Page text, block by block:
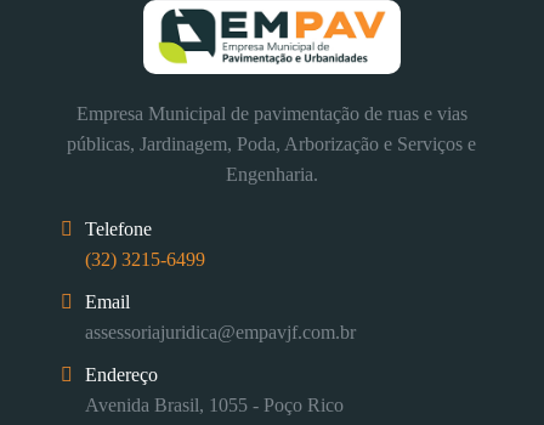
Empresa Municipal de pavimentação de ruas e vias
públicas, Jardinagem, Poda, Arborização e Serviços e
Engenharia.
Telefone
(32) 3215-6499
Email
assessoriajuridica@empavjf.com.br
Endereço
Avenida Brasil, 1055 - Poço Rico